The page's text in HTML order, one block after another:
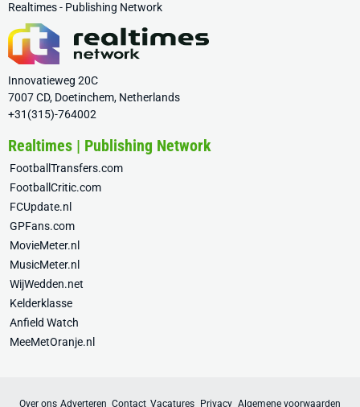
Realtimes - Publishing Network
Innovatieweg 20C
7007 CD, Doetinchem, Netherlands
+31(315)-764002
Realtimes | Publishing Network
FootballTransfers.com
FootballCritic.com
FCUpdate.nl
GPFans.com
MovieMeter.nl
MusicMeter.nl
WijWedden.net
Kelderklasse
Anfield Watch
MeeMetOranje.nl
Over ons Adverteren Contact Vacatures Privacy Algemene voorwaarden